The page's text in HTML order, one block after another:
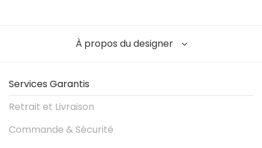
À propos du designer
Services Garantis
Retrait et Livraison
Commande & Sécurité